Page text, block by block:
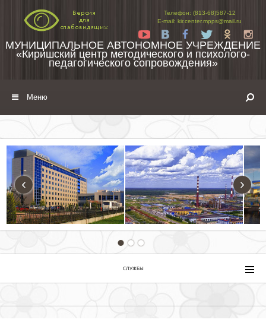
Телефон: (813-68)587-12
E-mail: kir.center.mpps@mail.ru
Yt
Tw
МУНИЦИПАЛЬНОЕ АВТОНОМНОЕ УЧРЕЖДЕНИЕ
«Киришский центр методического и психолого-
педагогического сопровождения»
Меню
‹ ›
СЛУЖБЫ